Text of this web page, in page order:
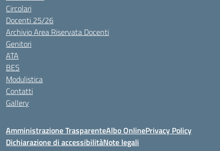
Circolari
Docenti 25/26
Archivio Area Riservata Docenti
Genitori
ATA
BES
Modulistica
Contatti
Gallery
Amministrazione TrasparenteAlbo OnlinePrivacy Policy
Dichiarazione di accessibilitàNote legali